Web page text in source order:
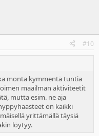
#10
monta kymmentä tuntia
maailman aktiviteetit
mutta esim. ne aja
on kaikki
yrittämällä täysiä
löytyy.